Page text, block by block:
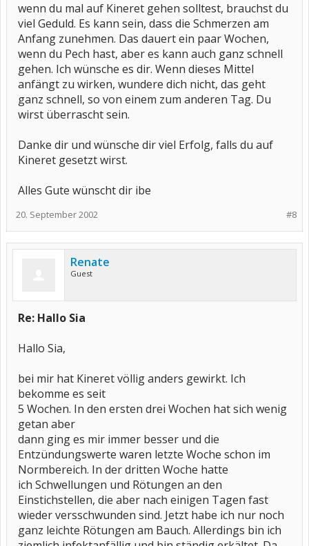
wenn du mal auf Kineret gehen solltest, brauchst du
viel Geduld. Es kann sein, dass die Schmerzen am
Anfang zunehmen. Das dauert ein paar Wochen,
wenn du Pech hast, aber es kann auch ganz schnell
gehen. Ich wünsche es dir. Wenn dieses Mittel
anfängt zu wirken, wundere dich nicht, das geht
ganz schnell, so von einem zum anderen Tag. Du
wirst überrascht sein.
Danke dir und wünsche dir viel Erfolg, falls du auf
Kineret gesetzt wirst.
Alles Gute wünscht dir ibe
#8
20. September 2002
Renate
Guest
Re: Hallo Sia
Hallo Sia,
bei mir hat Kineret völlig anders gewirkt. Ich
bekomme es seit
5 Wochen. In den ersten drei Wochen hat sich wenig
getan aber
dann ging es mir immer besser und die
Entzündungswerte waren letzte Woche schon im
Normbereich. In der dritten Woche hatte
ich Schwellungen und Rötungen an den
Einstichstellen, die aber nach einigen Tagen fast
wieder versschwunden sind. Jetzt habe ich nur noch
ganz leichte Rötungen am Bauch. Allerdings bin ich